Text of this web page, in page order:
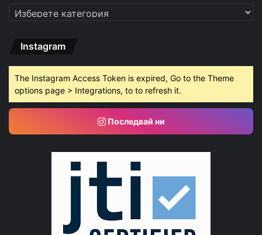
Категории
Instagram
The Instagram Access Token is expired, Go to the Theme
options page > Integrations, to to refresh it.
Последвай ни